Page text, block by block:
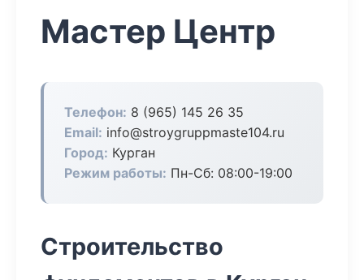
Мастер Центр
Телефон: 8 (965) 145 26 35
Email: info@stroygruppmaste104.ru
Город: Курган
Режим работы: Пн-Сб: 08:00-19:00
Строительство